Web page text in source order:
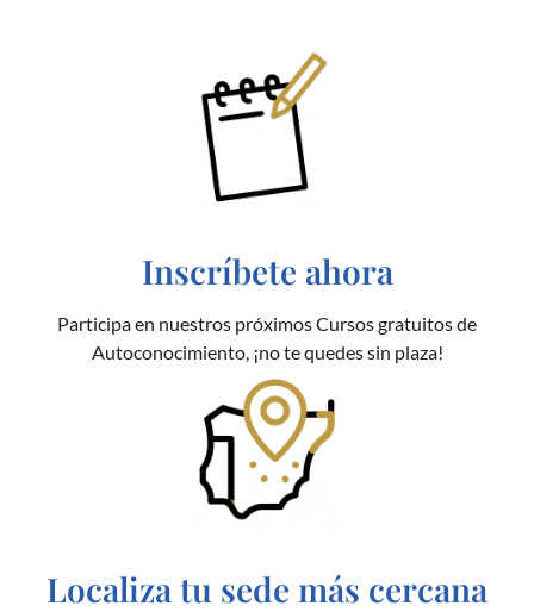
Inscríbete ahora
Participa en nuestros próximos Cursos gratuitos de
Autoconocimiento, ¡no te quedes sin plaza!
Localiza tu sede más cercana